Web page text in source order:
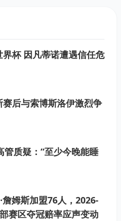
杯 因凡蒂诺遭遇信任危
后与索博斯洛伊激烈争
管质疑：“至少今晚能睡
姆斯加盟76人，2026-
赛区夺冠赔率应声变动